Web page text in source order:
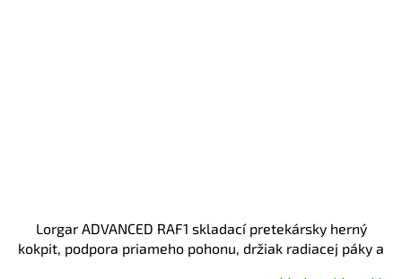
Lorgar ADVANCED RAF1 skladací pretekársky herný
kokpit, podpora priameho pohonu, držiak radiacej páky a